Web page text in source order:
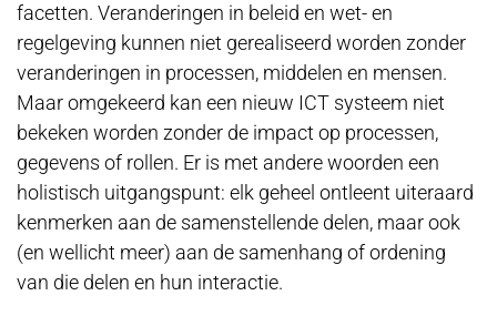
facetten. Veranderingen in beleid en wet- en
regelgeving kunnen niet gerealiseerd worden zonder
veranderingen in processen, middelen en mensen.
Maar omgekeerd kan een nieuw ICT systeem niet
bekeken worden zonder de impact op processen,
gegevens of rollen. Er is met andere woorden een
holistisch uitgangspunt: elk geheel ontleent uiteraard
kenmerken aan de samenstellende delen, maar ook
(en wellicht meer) aan de samenhang of ordening
van die delen en hun interactie.